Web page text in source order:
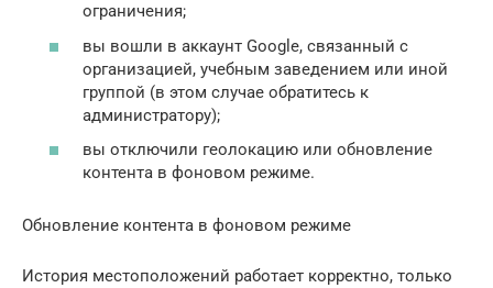
ограничения;
вы вошли в аккаунт Google, связанный с
организацией, учебным заведением или иной
группой (в этом случае обратитесь к
администратору);
вы отключили геолокацию или обновление
контента в фоновом режиме.
Обновление контента в фоновом режиме
История местоположений работает корректно, только